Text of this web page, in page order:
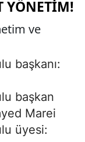
YÖNETIM!
ve
başkanı:
başkan
Marei
üyesi: